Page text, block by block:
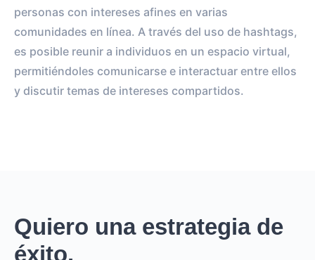
personas con intereses afines en varias
comunidades en línea. A través del uso de hashtags,
es posible reunir a individuos en un espacio virtual,
permitiéndoles comunicarse e interactuar entre ellos
y discutir temas de intereses compartidos.
Quiero una estrategia de
éxito.